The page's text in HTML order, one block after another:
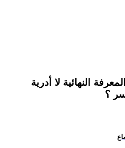
النهائية لا أدرية
؟